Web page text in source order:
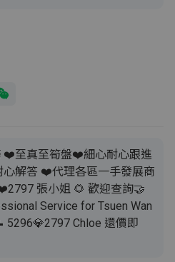
❤️至真至筍盤❤️細心耐心跟進
解答 ❤️代理各區一手發展商
張小姐 🌻 歡迎查詢🤝
Service for Tsuen Wan
5296💎2797 Chloe 還價即